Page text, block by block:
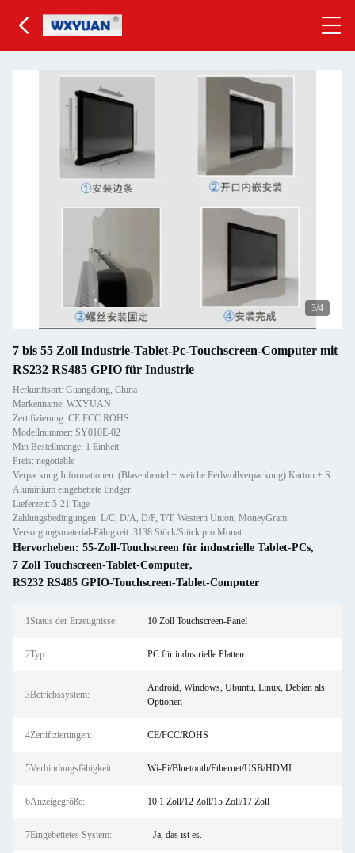
3/4
7 bis 55 Zoll Industrie-Tablet-Pc-Touchscreen-Computer mit
RS232 RS485 GPIO für Industrie
Herkunftsort: Guangdong, China
Markenname: WXYUAN
Zertifizierung: CE FCC ROHS
Modellnummer: SY010E-02
Min Bestellmenge: 1 Einheit
Preis: negotiable
Verpackung Informationen: (Blasenbeutel + weiche Perlwollverpackung) Karton + Sperrholzkiste
Aluminium eingebettete Endger
Lieferzeit: 5-21 Tage
Zahlungsbedingungen: L/C, D/A, D/P, T/T, Western Union, MoneyGram
Versorgungsmaterial-Fähigkeit: 3138 Stück/Stück pro Monat
Hervorheben: 55-Zoll-Touchscreen für industrielle Tablet-PCs,
7 Zoll Touchscreen-Tablet-Computer,
RS232 RS485 GPIO-Touchscreen-Tablet-Computer
1Status der Erzeugnisse: 10 Zoll Touchscreen-Panel
2Typ: PC für industrielle Platten
3Betriebssystem:
Android, Windows, Ubuntu, Linux, Debian als
Optionen
4Zertifizierungen: CE/FCC/ROHS
5Verbindungsfähigkeit: Wi-Fi/Bluetooth/Ethernet/USB/HDMI
6Anzeigegröße: 10.1 Zoll/12 Zoll/15 Zoll/17 Zoll
7Eingebettetes System: - Ja, das ist es.